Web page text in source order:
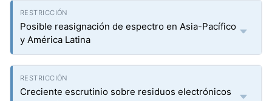
Posible reasignación de espectro en Asia-Pacífico
y América Latina
Creciente escrutinio sobre residuos electrónicos